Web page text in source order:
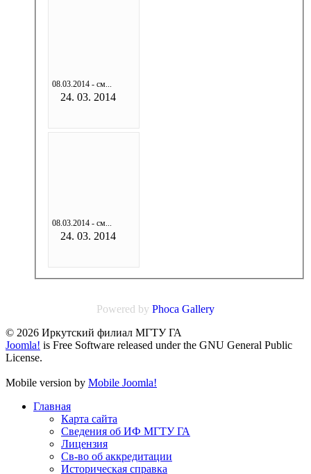
08.03.2014 - см...
24. 03. 2014
08.03.2014 - см...
24. 03. 2014
Powered by Phoca Gallery
© 2026 Иркутский филиал МГТУ ГА
Joomla! is Free Software released under the GNU General Public
License.
Mobile version by Mobile Joomla!
Главная
Карта сайта
Сведения об ИФ МГТУ ГА
Лицензия
Св-во об аккредитации
Историческая справка